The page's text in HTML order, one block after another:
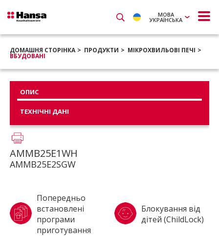
МОВА
УКРАЇНСЬКА
ДОМАШНЯ СТОРІНКА ПРОДУКТИ МІКРОХВИЛЬОВІ ПЕЧІ
ВБУДОВАНІ
ОПИС
ТЕХНІЧНІ ДАНІ
AMMB25E1WH
AMMB25E2SGW
Попередньо
встановлені
програми
приготування
Блокування від
дітей (ChildLock)